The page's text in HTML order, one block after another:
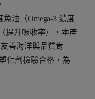
油（Omega-3 濃度
提升吸收率），本產
善海洋與品質肯
化劑檢驗合格，為